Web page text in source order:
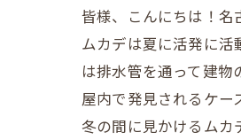
皆様、こんにちは！名
ムカデは夏に活発に
は排水管を通って建
屋内で発見されるケー
冬の間に見かけるムカ